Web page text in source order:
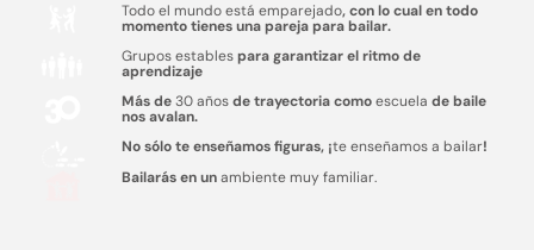
Todo el mundo está emparejado, con lo cual en todo
momento tienes una pareja para bailar.
Grupos establespara garantizar el ritmo de
aprendizaje
Más de30 añosde trayectoria comoescuela de baile
nos avalan.
No sólo te enseñamos figuras, ¡te enseñamos a bailar!
Bailarás en unambiente muy familiar.